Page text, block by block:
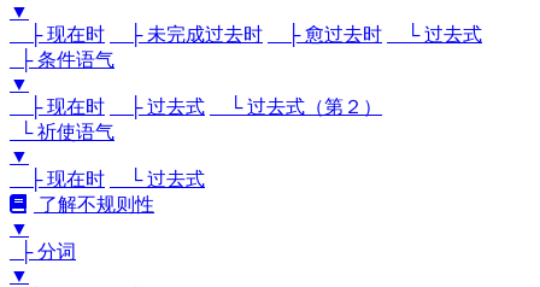
▼
├ 现在时
├ 未完成过去时 ├ 愈过去时
└ 过去式
├ 条件语气
▼
├ 现在时
├ 过去式
└ 过去式（第２）
└ 祈使语气
▼
├ 现在时
└ 过去式
了解不规则性
▼
├ 分词
▼